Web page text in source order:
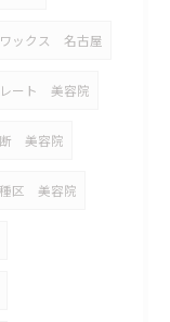
ックス 名古屋
ート 美容院
美容院
区 美容院